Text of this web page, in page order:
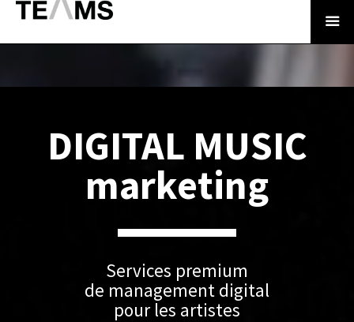
DIGITAL MUSIC
marketing
Services premium
de management digital
pour les artistes